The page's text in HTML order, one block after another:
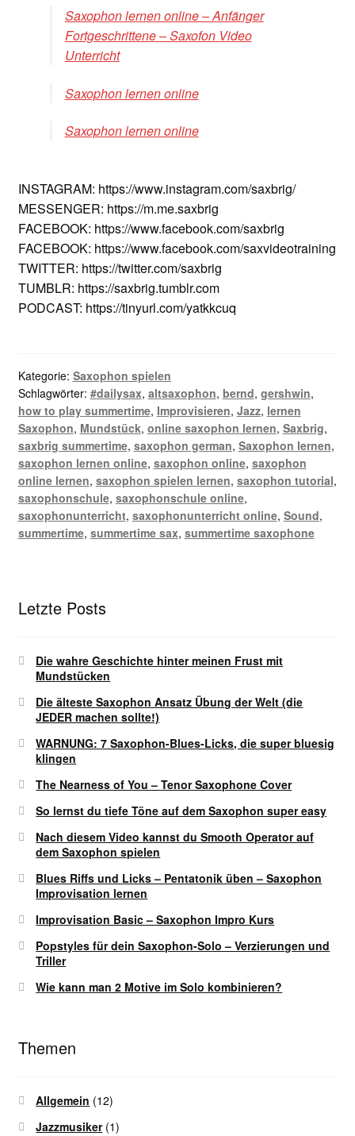
Saxophon lernen online – Anfänger
Fortgeschrittene – Saxofon Video
Unterricht
Saxophon lernen online
Saxophon lernen online
INSTAGRAM: https://www.instagram.com/saxbrig/
MESSENGER: https://m.me.saxbrig
FACEBOOK: https://www.facebook.com/saxbrig
FACEBOOK: https://www.facebook.com/saxvideotraining
TWITTER: https://twitter.com/saxbrig
TUMBLR: https://saxbrig.tumblr.com
PODCAST: https://tinyurl.com/yatkkcuq
Kategorie: Saxophon spielen
Schlagwörter: #dailysax, altsaxophon, bernd, gershwin,
how to play summertime, Improvisieren, Jazz, lernen
Saxophon, Mundstück, online saxophon lernen, Saxbrig,
saxbrig summertime, saxophon german, Saxophon lernen,
saxophon lernen online, saxophon online, saxophon
online lernen, saxophon spielen lernen, saxophon tutorial,
saxophonschule, saxophonschule online,
saxophonunterricht, saxophonunterricht online, Sound,
summertime, summertime sax, summertime saxophone
Letzte Posts
Die wahre Geschichte hinter meinen Frust mit
Mundstücken
Die älteste Saxophon Ansatz Übung der Welt (die
JEDER machen sollte!)
WARNUNG: 7 Saxophon-Blues-Licks, die super bluesig
klingen
The Nearness of You – Tenor Saxophone Cover
So lernst du tiefe Töne auf dem Saxophon super easy
Nach diesem Video kannst du Smooth Operator auf
dem Saxophon spielen
Blues Riffs und Licks – Pentatonik üben – Saxophon
Improvisation lernen
Improvisation Basic – Saxophon Impro Kurs
Popstyles für dein Saxophon-Solo – Verzierungen und
Triller
Wie kann man 2 Motive im Solo kombinieren?
Themen
Allgemein (12)
Jazzmusiker(1)